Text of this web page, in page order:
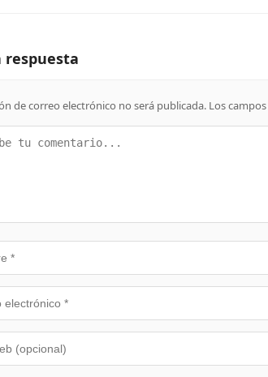
respuesta
de correo electrónico no será publicada. Los